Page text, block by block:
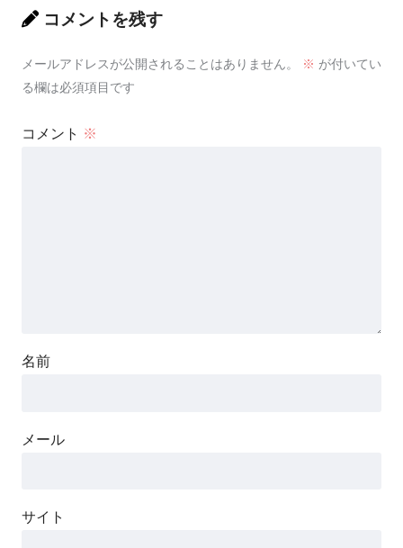
コメントを残す
メールアドレスが公開されることはありません。 ※ が付いてい
る欄は必須項目です
コメント ※
名前
メール
サイト